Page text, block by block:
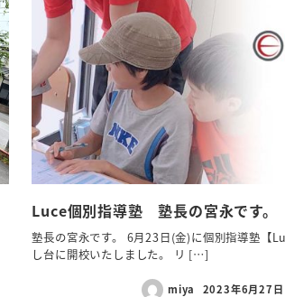
Luce個別指導塾 塾長の宮永です。
塾長の宮永です。 6月23日(金)に個別指導塾【
し台に開校いたしました。 リ […]
miya 2023年6月27日